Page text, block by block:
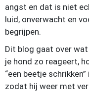
angst en dat is niet
luid, onverwacht en
begrijpen.
Dit blog gaat over
je hond zo reageert,
“een beetje
zodat hij weer met